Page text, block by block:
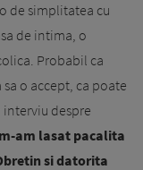
de simplitatea cu
de intima, o
Probabil ca
o accept, ca poate
despre
am lasat pacalita
si datorita